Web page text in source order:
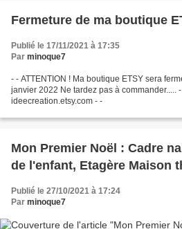
Fermeture de ma boutique
Publié le 17/11/2021 à 17:35
Par minoque7
- - ATTENTION ! Ma boutique ETSY sera
janvier 2022 Ne tardez pas à commander.....
ideecreation.etsy.com - -
Mon Premier Noël : Cadre
de l'enfant, Etagère Maison
Publié le 27/10/2021 à 17:24
Par minoque7